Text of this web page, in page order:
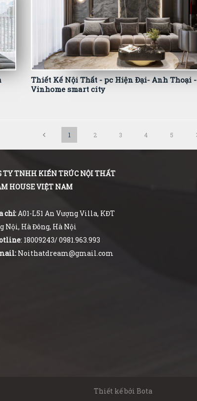
Thiết Kế Nội Thất - pc Hiện Đại- Anh Thoại -
Vinhome smart city
1 2 3 4 5
TY TNHH KIẾN TRÚC NỘI THẤT
HOUSE VIỆT NAM
chỉ:A01-L51 An Vượng Villa, KĐT
Nội, Hà Đông, Hà Nội
: 18009243/ 0981.963.993
Noithatdream@gmail.com
Thiết kế bởi Bota